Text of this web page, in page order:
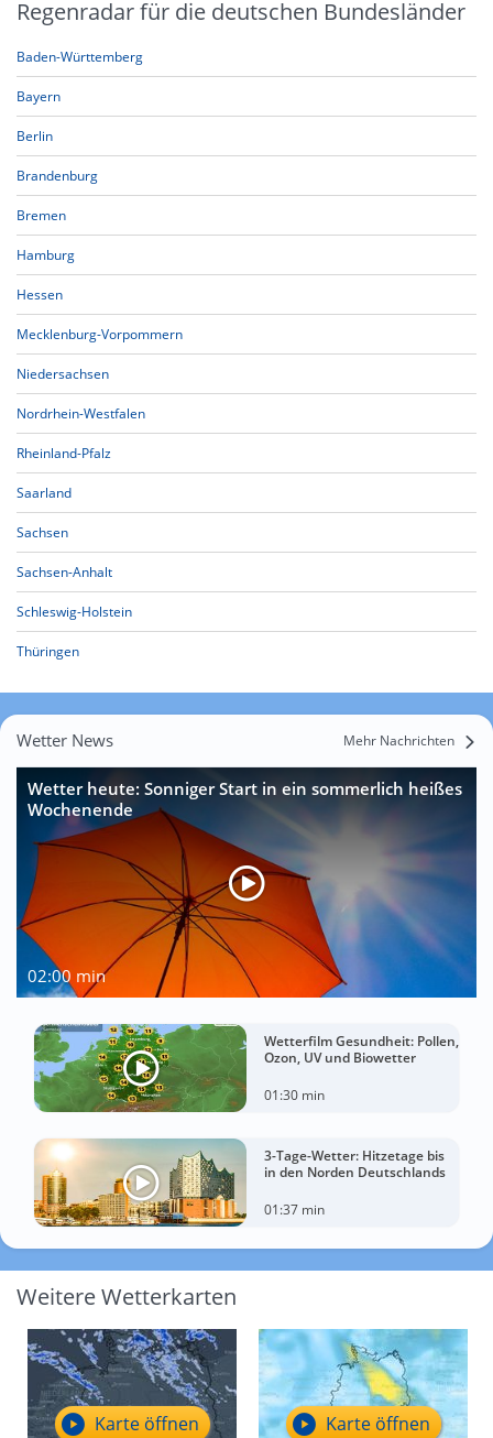
Regenradar für die deutschen Bundesländer
Baden-Württemberg
Bayern
Berlin
Brandenburg
Bremen
Hamburg
Hessen
Mecklenburg-Vorpommern
Niedersachsen
Nordrhein-Westfalen
Rheinland-Pfalz
Saarland
Sachsen
Sachsen-Anhalt
Schleswig-Holstein
Thüringen
Wetter News Mehr Nachrichten
Wetter heute: Sonniger Start in ein sommerlich heißes
Wochenende
02:00 min
Wetterfilm Gesundheit: Pollen,
Ozon, UV und Biowetter
01:30 min
3-Tage-Wetter: Hitzetage bis
in den Norden Deutschlands
01:37 min
Weitere Wetterkarten
Karte öffnen Karte öffnen